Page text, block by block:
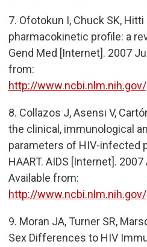
7. Ofotokun I, Chuck SK, Hitti
pharmacokinetic profile: a
Gend Med [Internet]. 2007
from:
http://
8. Collazos J, Asensi V,
the clinical, immunological
parameters of HIV-infected
HAART. AIDS [Internet].
Available from:
http://
9. Moran JA, Turner SR,
Sex Differences to HIV